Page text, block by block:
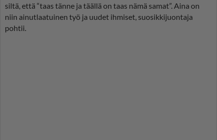
siltä, että “taas tänne ja täällä on taas nämä samat”. Aina on
niin ainutlaatuinen työ ja uudet ihmiset, suosikkijuontaja
pohtii.